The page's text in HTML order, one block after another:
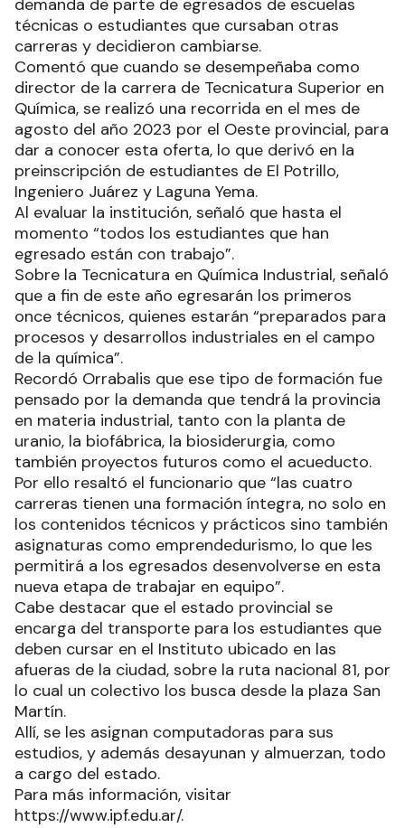
demanda de parte de egresados de escuelas
técnicas o estudiantes que cursaban otras
carreras y decidieron cambiarse.
Comentó que cuando se desempeñaba como
director de la carrera de Tecnicatura Superior en
Química, se realizó una recorrida en el mes de
agosto del año 2023 por el Oeste provincial, para
dar a conocer esta oferta, lo que derivó en la
preinscripción de estudiantes de El Potrillo,
Ingeniero Juárez y Laguna Yema.
Al evaluar la institución, señaló que hasta el
momento “todos los estudiantes que han
egresado están con trabajo”.
Sobre la Tecnicatura en Química Industrial, señaló
que a fin de este año egresarán los primeros
once técnicos, quienes estarán “preparados para
procesos y desarrollos industriales en el campo
de la química”.
Recordó Orrabalis que ese tipo de formación fue
pensado por la demanda que tendrá la provincia
en materia industrial, tanto con la planta de
uranio, la biofábrica, la biosiderurgia, como
también proyectos futuros como el acueducto.
Por ello resaltó el funcionario que “las cuatro
carreras tienen una formación íntegra, no solo en
los contenidos técnicos y prácticos sino también
asignaturas como emprendedurismo, lo que les
permitirá a los egresados desenvolverse en esta
nueva etapa de trabajar en equipo”.
Cabe destacar que el estado provincial se
encarga del transporte para los estudiantes que
deben cursar en el Instituto ubicado en las
afueras de la ciudad, sobre la ruta nacional 81, por
lo cual un colectivo los busca desde la plaza San
Martín.
Allí, se les asignan computadoras para sus
estudios, y además desayunan y almuerzan, todo
a cargo del estado.
Para más información, visitar
https://www.ipf.edu.ar/.